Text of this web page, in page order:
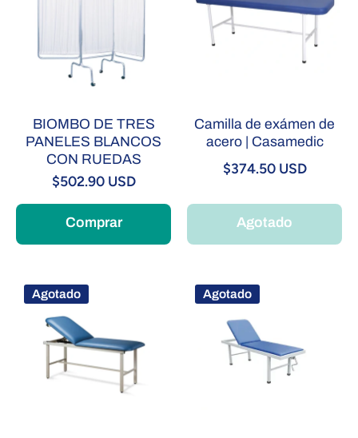
BIOMBO DE TRES
PANELES BLANCOS
CON RUEDAS
$502.90 USD
Comprar
Camilla de exámen de
acero | Casamedic
$374.50 USD
Agotado
Agotado Agotado